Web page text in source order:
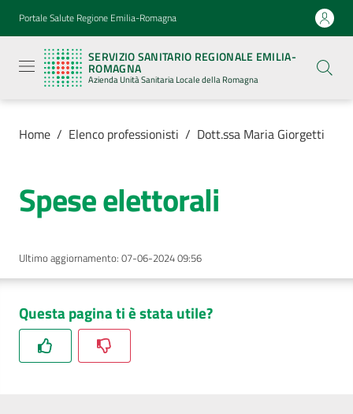
Vai al contenuto
Vai alla navigazione
Vai al footer
Portale Salute Regione Emilia-Romagna
SERVIZIO SANITARIO REGIONALE EMILIA-
ROMAGNA
Azienda Unità Sanitaria Locale della Romagna
Sanitario
Regionale
Emilia-
Romagna
Azienda
Sanitaria
Locale della
Azienda
Servizi
Luoghi
di
cura
Home / Elenco professionisti / Dott.ssa Maria Giorgetti
Spese elettorali
Ultimo aggiornamento: 07-06-2024 09:56
Questa pagina ti è stata utile?